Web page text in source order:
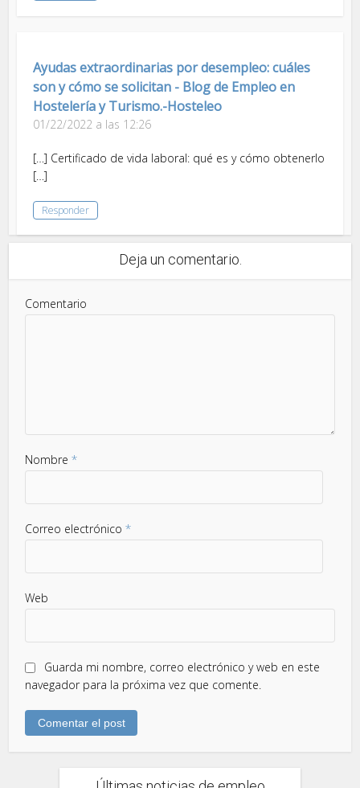
Ayudas extraordinarias por desempleo: cuáles
son y cómo se solicitan - Blog de Empleo en
Hostelería y Turismo.-Hosteleo
01/22/2022 a las 12:26
[…] Certificado de vida laboral: qué es y cómo obtenerlo
[…]
Responder
Deja un comentario.
Comentario
Nombre*
Correo electrónico*
Web
Guarda mi nombre, correo electrónico y web en este
navegador para la próxima vez que comente.